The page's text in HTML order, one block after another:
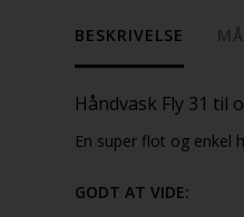
BESKRIVELSE
Håndvask Fly 31
En super flot og enkel
GODT AT VIDE: